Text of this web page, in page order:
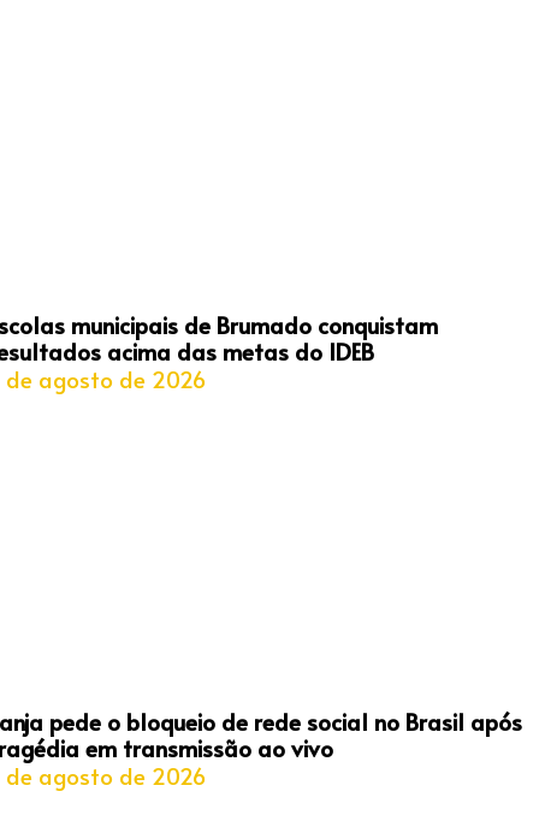
municipais de Brumado conquistam
acima das metas do IDEB
de agosto de 2026
pede o bloqueio de rede social no Brasil após
em transmissão ao vivo
de agosto de 2026